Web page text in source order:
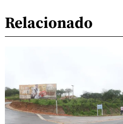
Relacionado